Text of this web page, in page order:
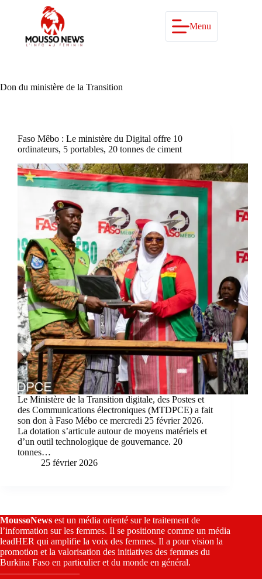
Menu
Don du ministère de la Transition
Faso Mêbo : Le ministère du Digital offre 10
ordinateurs, 5 portables, 20 tonnes de ciment
Le Ministère de la Transition digitale, des Postes et
des Communications électroniques (MTDPCE) a fait
son don à Faso Mébo ce mercredi 25 février 2026.
La dotation s’articule autour de moyens matériels et
d’un outil technologique de gouvernance. 20
tonnes…
25 février 2026
MoussoNews est un média orienté sur le traitement de
l’information sur les femmes. Il se positionne comme un média
leadHER qui amplifie la voix des femmes. Il a pour vision la
promotion et la valorisation des initiatives des femmes du
Burkina Faso en particulier et du monde en général.
————————–